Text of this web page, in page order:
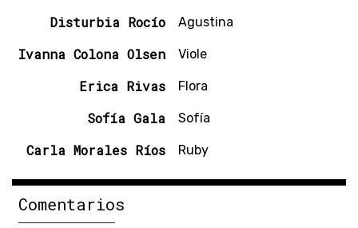
Disturbia Rocío Agustina
Ivanna Colona Olsen Viole
Erica Rivas Flora
Sofía Gala Sofía
Carla Morales Ríos Ruby
Comentarios